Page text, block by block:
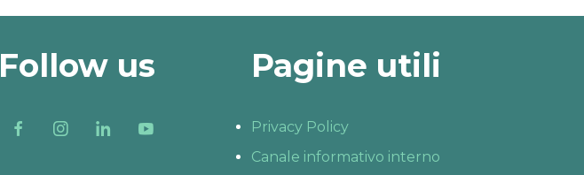
Follow us Pagine utili
Privacy Policy
Canale informativo interno